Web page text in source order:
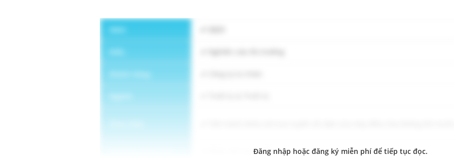
Năm
Khách hàng
Khảo sát trực tuyếnĐăng nhập hoặc đăng ký miễn phí để tiếp tục đọc.